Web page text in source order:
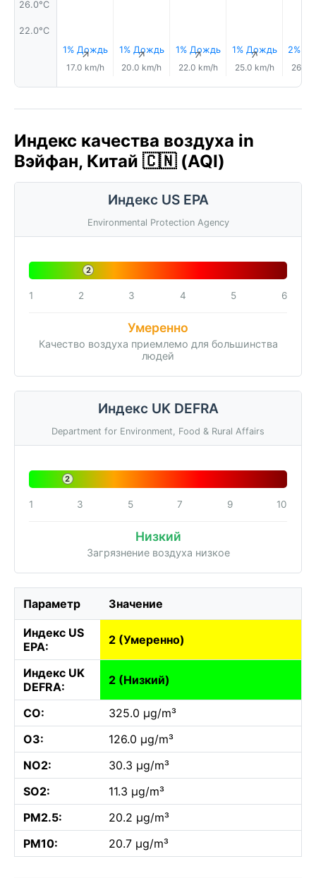
26.0°C
22.0°C
1% Дождь
↑
17.0 km/h
1% Дождь
↑
20.0 km/h
1% Дождь
↑
22.0 km/h
1% Дождь
↑
25.0 km/h
2%
26.0
Индекс качества воздуха in
Вэйфан, Китай 🇨🇳 (AQI)
Индекс US EPA
Environmental Protection Agency
2
1 2 3 4 5 6
Умеренно
Качество воздуха приемлемо для большинства
людей
Индекс UK DEFRA
Department for Environment, Food & Rural Affairs
2
1 3 5 7 9 10
Низкий
Загрязнение воздуха низкое
Параметр Значение
Индекс US
EPA:
2 (Умеренно)
Индекс UK
DEFRA:
2 (Низкий)
CO:
325.0 µg/m³
O3:
126.0 µg/m³
NO2:
30.3 µg/m³
SO2:
11.3 µg/m³
PM2.5:
20.2 µg/m³
PM10:
20.7 µg/m³